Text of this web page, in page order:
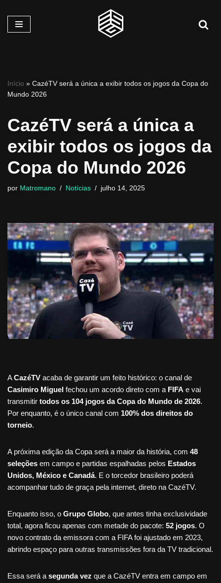
Pular
Início » CazéTV será a única a exibir todos os jogos da Copa do
Mundo 2026
CazéTV será a única a
exibir todos os jogos da
Copa do Mundo 2026
por Matromano Notícias julho 14, 2025
ACazéTV acaba de garantir um feito histórico: o canal de
Casimiro Miguel fechou um acordo direto com a FIFA e vai
transmitir todos os 104 jogos da Copa do Mundo de 2026.
Por enquanto, é o único canal com 100% dos direitos do
torneio.
A próxima edição da Copa será a maior da história, com 48
seleções em campo e partidas espalhadas pelos Estados
Unidos, México e Canadá. E o torcedor brasileiro poderá
acompanhar tudo de graça pela internet, direto na CazéTV.
Enquanto isso, o Grupo Globo, que antes tinha exclusividade
total, agora ficou apenas com metade do pacote: 52 jogos. O
novo contrato da emissora com a FIFA foi ajustado em 2023,
abrindo espaço para outras transmissões fora da TV tradicional.
Essa será a segunda vez que a CazéTV entra em campo em